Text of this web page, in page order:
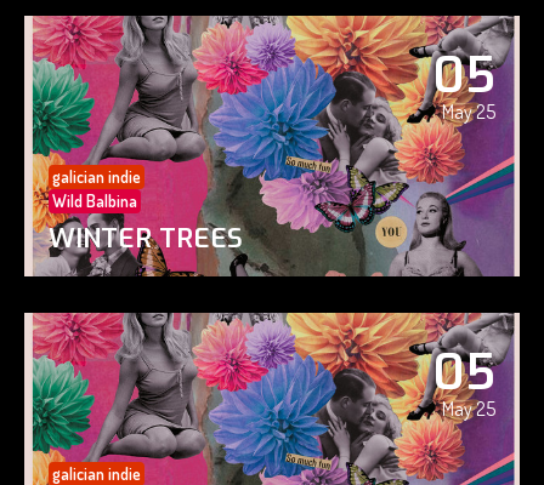
05
May 25
galician indie
Wild Balbina
WINTER TREES
05
May 25
galician indie